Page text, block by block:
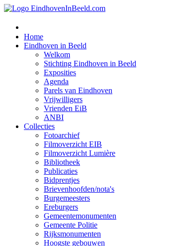
Home
Eindhoven in Beeld
Welkom
Stichting Eindhoven in Beeld
Exposities
Agenda
Parels van Eindhoven
Vrijwilligers
Vrienden EiB
ANBI
Collecties
Fotoarchief
Filmoverzicht EIB
Filmoverzicht Lumière
Bibliotheek
Publicaties
Bidprentjes
Brievenhoofden/nota's
Burgemeesters
Ereburgers
Gemeentemonumenten
Gemeente Politie
Rijksmonumenten
Hoogste gebouwen